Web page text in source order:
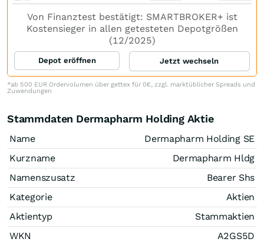
Von Finanztest bestätigt: SMARTBROKER+ ist
Kostensieger in allen getesteten Depotgrößen
(12/2025)
Depot eröffnen Jetzt wechseln
*ab 500 EUR Ordervolumen über gettex für 0€, zzgl. marktüblicher Spreads und
Zuwendungen
Stammdaten Dermapharm Holding Aktie
Name
Dermapharm Holding SE
Kurzname
Dermapharm Hldg
Namenszusatz
Bearer Shs
Kategorie
Aktien
Aktientyp
Stammaktien
WKN
A2GS5D